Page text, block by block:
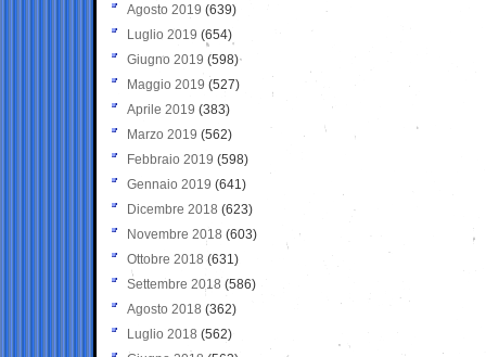
Agosto 2019 (639)
Luglio 2019 (654)
Giugno 2019 (598)
Maggio 2019 (527)
Aprile 2019 (383)
Marzo 2019 (562)
Febbraio 2019 (598)
Gennaio 2019 (641)
Dicembre 2018 (623)
Novembre 2018 (603)
Ottobre 2018 (631)
Settembre 2018 (586)
Agosto 2018 (362)
Luglio 2018 (562)